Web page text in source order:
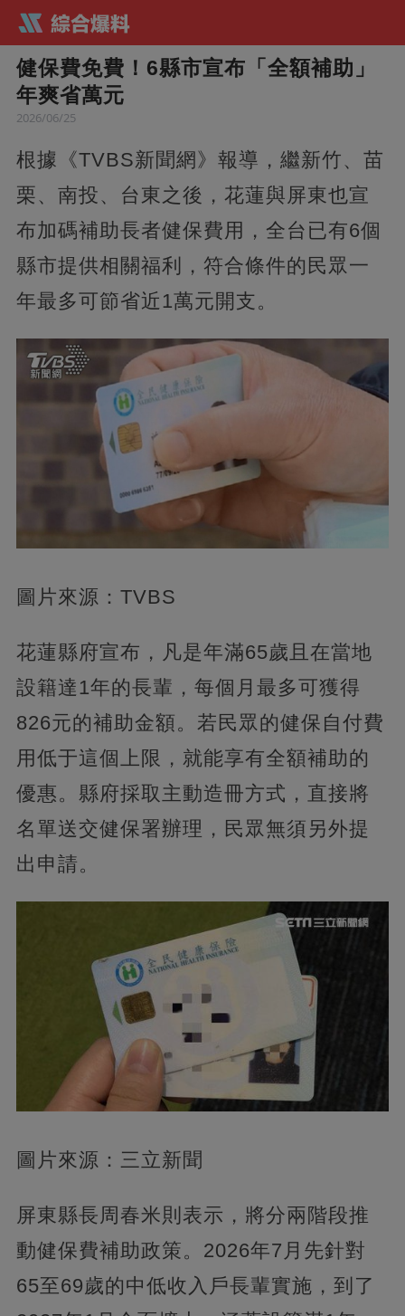
健保費免費！6縣市宣布「全額補助」
年爽省萬元
2026/06/25
根據《TVBS新聞網》報導，繼新竹、苗
栗、南投、台東之後，花蓮與屏東也宣
布加碼補助長者健保費用，全台已有6個
縣市提供相關福利，符合條件的民眾一
年最多可節省近1萬元開支。
圖片來源：TVBS
花蓮縣府宣布，凡是年滿65歲且在當地
設籍達1年的長輩，每個月最多可獲得
826元的補助金額。若民眾的健保自付費
用低于這個上限，就能享有全額補助的
優惠。縣府採取主動造冊方式，直接將
名單送交健保署辦理，民眾無須另外提
出申請。
圖片來源：三立新聞
屏東縣長周春米則表示，將分兩階段推
動健保費補助政策。2026年7月先針對
65至69歲的中低收入戶長輩實施，到了